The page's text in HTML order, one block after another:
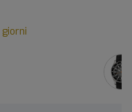
giorni